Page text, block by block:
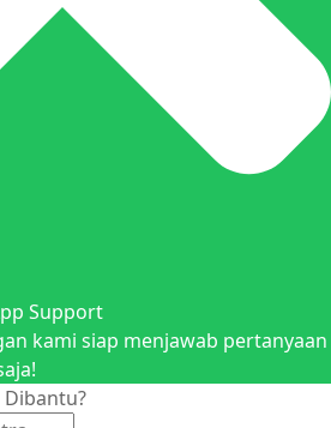
kami siap menjawab pertanyaan
Dibantu?